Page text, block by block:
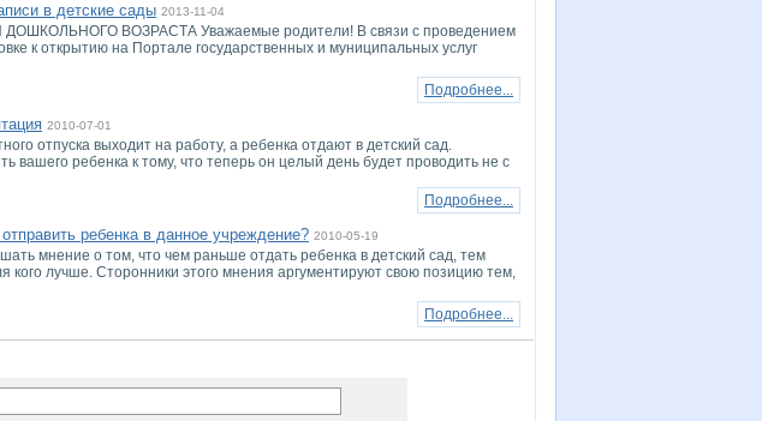
в детские сады 2013-11-04
ВОЗРАСТА Уважаемые родители! В связи с проведением
к открытию на Портале государственных и муниципальных услуг
Подробнее...
2010-07-01
отпуска выходит на работу, а ребенка отдают в детский сад.
вашего ребенка к тому, что теперь он целый день будет проводить не с
Подробнее...
ребенка в данное учреждение? 2010-05-19
мнение о том, что чем раньше отдать ребенка в детский сад, тем
кого лучше. Сторонники этого мнения аргументируют свою позицию тем,
Подробнее...